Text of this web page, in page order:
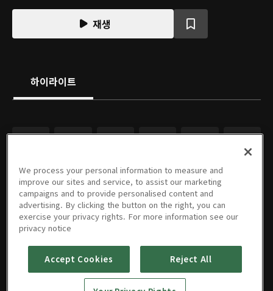
재생
하이라이트
We process your personal information to measure and
improve our sites and service, to assist our marketing
campaigns and to provide personalised content and
advertising. By clicking the button on the right, you can
exercise your privacy rights. For more information see our
privacy notice
Accept Cookies Reject All